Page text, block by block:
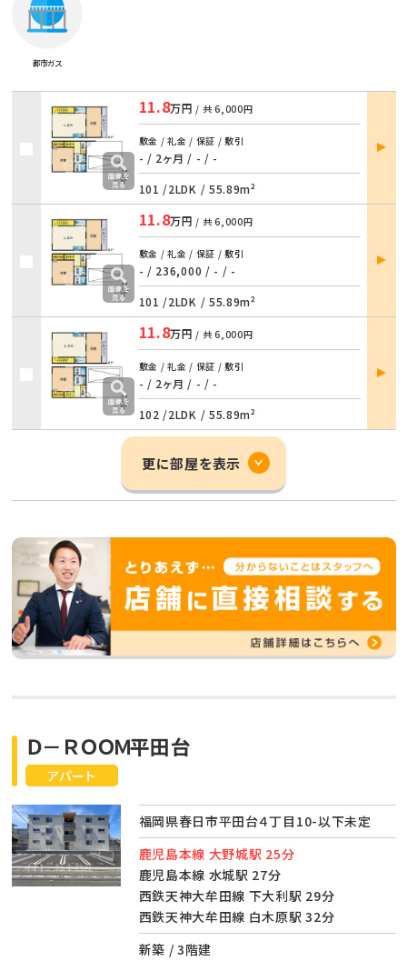
都市ガス
11.8万円 / 共6,000円
敷金 / 礼金 / 保証 / 敷引
- / 2ヶ月 / - / -
101 /2LDK / 55.89m²
部屋
詳細
11.8万円 / 共6,000円
敷金 / 礼金 / 保証 / 敷引
- / 236,000 / - / -
101 /2LDK / 55.89m²
部屋
詳細
11.8万円 / 共6,000円
敷金 / 礼金 / 保証 / 敷引
- / 2ヶ月 / - / -
102 /2LDK / 55.89m²
部屋
詳細
更に部屋を表示
アパート
Ｄ－ＲＯＯＭ平田台
福岡県春日市平田台４丁目10-以下未定
鹿児島本線 大野城駅 25分
鹿児島本線 水城駅 27分
西鉄天神大牟田線 下大利駅 29分
西鉄天神大牟田線 白木原駅 32分
新築 / 3階建